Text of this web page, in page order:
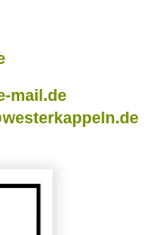
mail.de